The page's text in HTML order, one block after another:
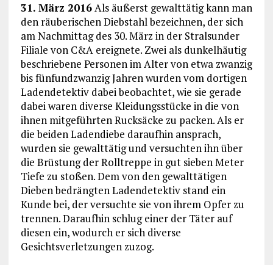
31. März 2016Als äußerst gewalttätig kann man
den räuberischen Diebstahl bezeichnen, der sich
am Nachmittag des 30. März in der Stralsunder
Filiale von C&A ereignete. Zwei als dunkelhäutig
beschriebene Personen im Alter von etwa zwanzig
bis fünfundzwanzig Jahren wurden vom dortigen
Ladendetektiv dabei beobachtet, wie sie gerade
dabei waren diverse Kleidungsstücke in die von
ihnen mitgeführten Rucksäcke zu packen. Als er
die beiden Ladendiebe daraufhin ansprach,
wurden sie gewalttätig und versuchten ihn über
die Brüstung der Rolltreppe in gut sieben Meter
Tiefe zu stoßen. Dem von den gewalttätigen
Dieben bedrängten Ladendetektiv stand ein
Kunde bei, der versuchte sie von ihrem Opfer zu
trennen. Daraufhin schlug einer der Täter auf
diesen ein, wodurch er sich diverse
Gesichtsverletzungen zuzog.